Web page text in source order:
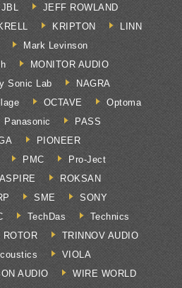
JBL
JEFF ROWLAND
KRIPTON
LINN
Mark Levinson
MONITOR AUDIO
Sonic Lab
NAGRA
OCTAVE
Optoma
Panasonic
PASS
PIONEER
PMC
Pro-Ject
ROKSAN
SME
SONY
TechDas
Technics
ROTOR
TRINNOV AUDIO
VIOLA
AUDIO
WIRE WORLD